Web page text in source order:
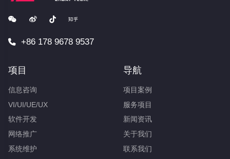
+86 178 9678 9537
项目
信息咨询
VI/UI/UE/UX
软件开发
网络推广
系统维护
导航
项目案例
服务项目
新闻资讯
关于我们
联系我们